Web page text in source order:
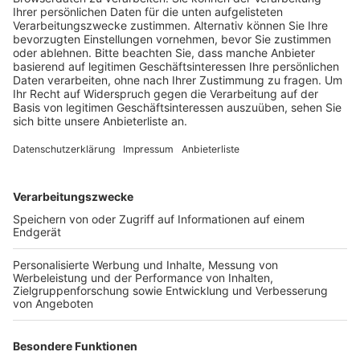
wollen, dass ihre Kinder wieder jeden Tag zur
Schule gehen können.
Veröffentlicht:Freitag, 05.06.2020 06:41
Anzeige
Eine der Klägerinnen ist Nathalie Mahmoudi aus Köln.
Sowohl ich, als auch mein Mann sind voll
berufstätig und wir versuchen natürlich die
Kinder zu unterstützen, aber das ist nur sehr
eingeschränkt möglich und deutlich weniger als
die Kinder sonst bekommen hätten. Das sehe ich
dauerhaft schon als problematisch.